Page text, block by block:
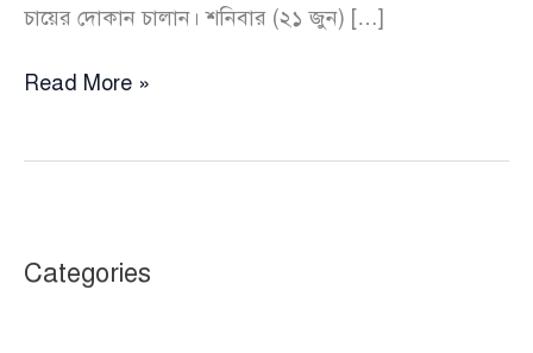
চায়ের দোকান চালান। শনিবার (২১ জুন) […]
‘তোরা
বলেই
Read More »
Categories